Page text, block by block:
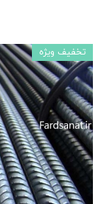
تخفیف ویژه